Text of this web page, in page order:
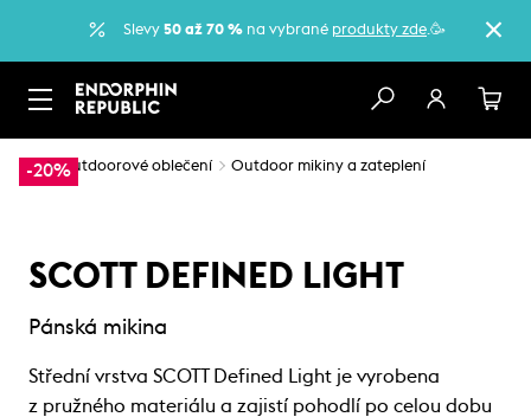
Slevy 50 až 70 % na vybrané produkty zde.🥳
-20%
… Outdoorové oblečení Outdoor mikiny a zateplení
SCOTT DEFINED LIGHT
Pánská mikina
Střední vrstva SCOTT Defined Light je vyrobena
z pružného materiálu a zajistí pohodlí po celou dobu